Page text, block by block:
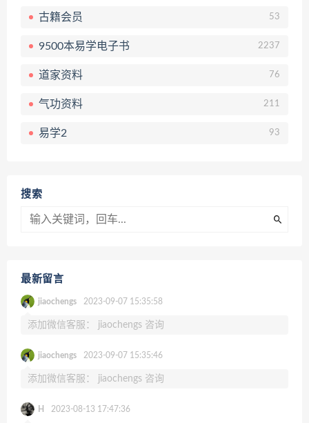
古籍会员 53
9500本易学电子书 2237
道家资料 76
气功资料 211
易学2 93
搜索
最新留言
jiaochengs 2023-09-07 15:35:58
添加微信客服： jiaochengs 咨询
jiaochengs 2023-09-07 15:35:46
添加微信客服： jiaochengs 咨询
H 2023-08-13 17:47:36